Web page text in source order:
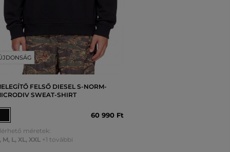
FELSŐ DIESEL S-NORM-
SWEAT-SHIRT
60 990 Ft
méretek:
, M, L, XL, XXL +1 további